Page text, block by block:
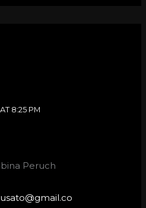
8:25 PM
Peruch